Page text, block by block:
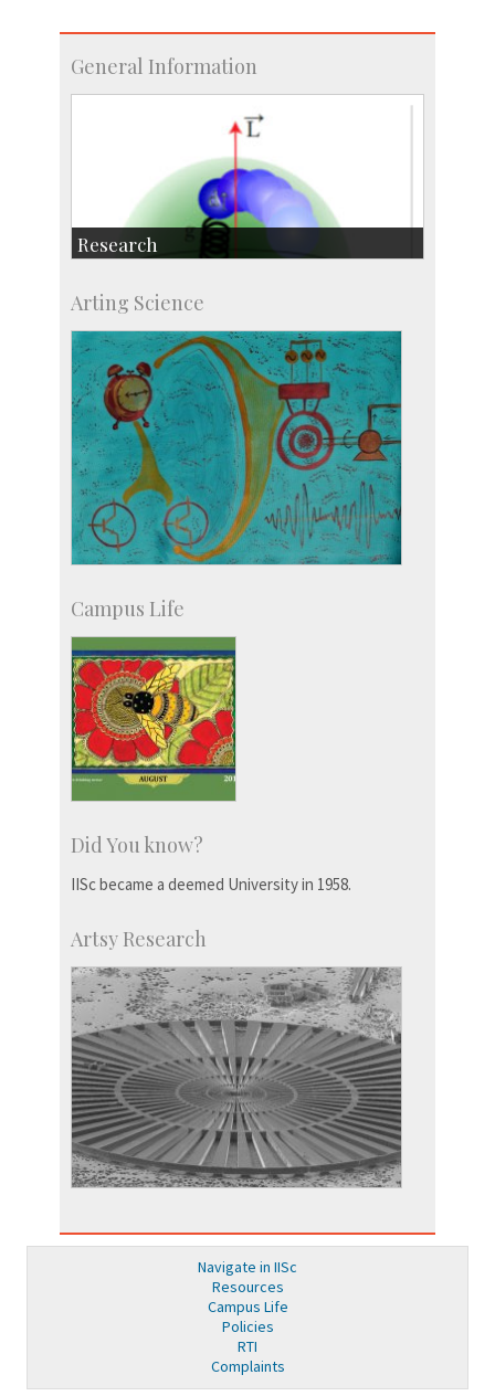
General Information
Research
Accolades
IISc in the News
more…
Arting Science
Campus Life
Did You know?
IISc became a deemed University in 1958.
Artsy Research
Navigate in IISc
Resources
Campus Life
Policies
RTI
Complaints